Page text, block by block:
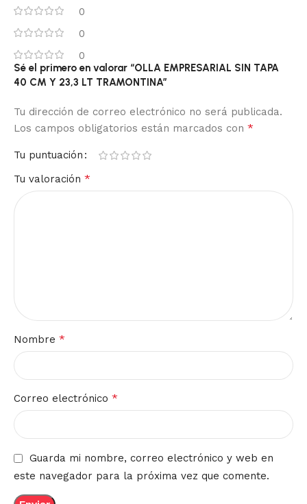
0
0
0
Sé el primero en valorar “OLLA EMPRESARIAL SIN TAPA
40 CM Y 23,3 LT TRAMONTINA”
Tu dirección de correo electrónico no será publicada.
Los campos obligatorios están marcados con *
Tu puntuación
Tu valoración *
Nombre *
Correo electrónico *
Guarda mi nombre, correo electrónico y web en
este navegador para la próxima vez que comente.